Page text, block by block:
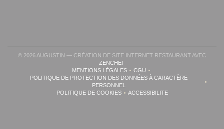
© 2026 AUGUSTIN — CRÉATION DE SITE INTERNET RESTAURANT AVEC
ZENCHEF((OUVRE UNE NOUVELLE FENÊTRE))
MENTIONS LÉGALES((OUVRE UNE NOUVELLE FENÊTRE))
CGU((OUVRE UNE NOUVELLE
POLITIQUE DE PROTECTION DES DONNÉES À CARACTÈRE
PERSONNEL((OUVRE UNE NOUVELLE FENÊTRE))
POLITIQUE DE COOKIES((OUVRE UNE NOUVELLE FENÊTRE))
ACCESSIBILITE((OUVRE UNE NOUVELLE